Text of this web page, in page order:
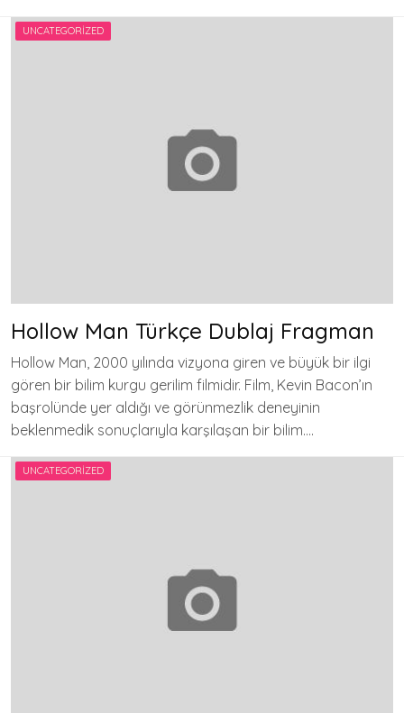
UNCATEGORIZED
Hollow Man Türkçe Dublaj Fragman
Hollow Man, 2000 yılında vizyona giren ve büyük bir ilgi
gören bir bilim kurgu gerilim filmidir. Film, Kevin Bacon’ın
başrolünde yer aldığı ve görünmezlik deneyinin
beklenmedik sonuçlarıyla karşılaşan bir bilim….
UNCATEGORIZED